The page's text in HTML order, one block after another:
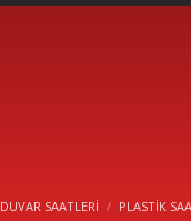
DUVAR SAATLERI
PLASTIK